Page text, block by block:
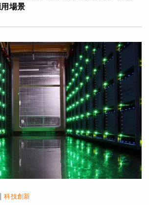
場景
| 科技創新